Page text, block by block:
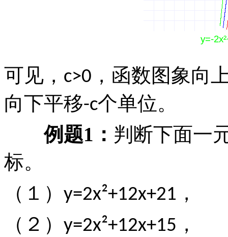
可见， c>0 ，函数图象向
向下平移-c个单位。
例题1 ： 判断下面一
标。
（１） y=2x²+12x+21 ，
（２） y=2x²+12x+15 ，